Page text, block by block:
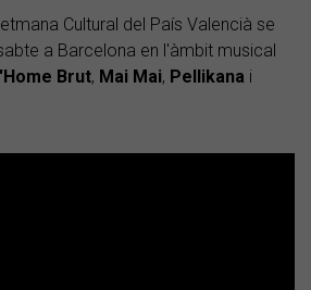
Cultural del País Valencià se
a Barcelona en l'àmbit musical
Home Brut, Mai Mai, Pellikana i